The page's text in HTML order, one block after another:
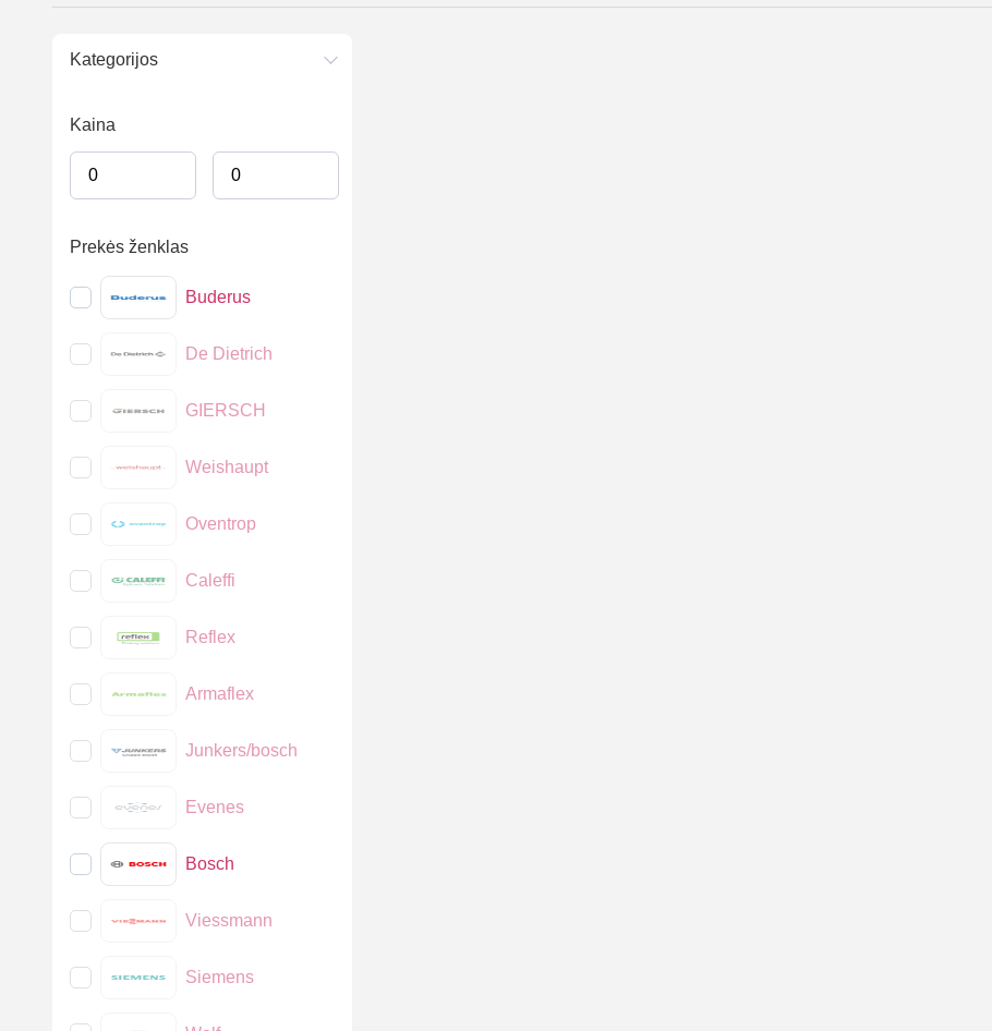
Kategorijos
Kaina
Prekės ženklas
Buderus
De Dietrich
GIERSCH
Weishaupt
Oventrop
Caleffi
Reflex
Armaflex
Junkers/bosch
Evenes
Bosch
Viessmann
Siemens